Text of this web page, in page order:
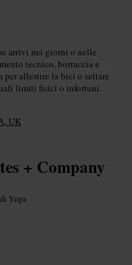
arrivi nei giorni o nelle
tecnico, borraccia e
allestire la bici o settare
limiti fisici o infortuni.
UK
+ Company
Yoga